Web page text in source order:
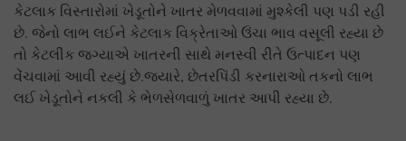
કેટલાક વિસ્તારોમાં ખેડૂતોને ખાતર મેળવવામાં મુશ્કેલી પણ પડી રહી
છે. જેનો લાભ લઈને કેટલાક વિક્રેતાઓ ઉંચા ભાવ વસૂલી રહ્યા છે
તો કેટલીક જગ્યાએ ખાતરની સાથે મનસ્વી રીતે ઉત્પાદન પણ
વેંચવામાં આવી રહ્યું છે.જ્યારે, છેતરપિંડી કરનારાઓ તકનો લાભ
લઈ ખેડૂતોને નકલી કે ભેળસેળવાળું ખાતર આપી રહ્યા છે.